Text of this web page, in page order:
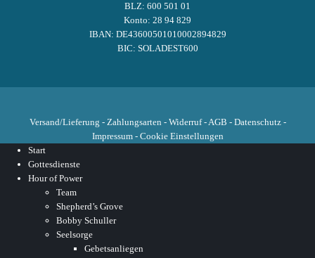
BLZ: 600 501 01
Konto: 28 94 829
IBAN: DE43600501010002894829
BIC: SOLADEST600
Versand/Lieferung - Zahlungsarten - Widerruf-AGB - Datenschutz-
Impressum- Cookie Einstellungen
Start
Gottesdienste
Hour of Power
Team
Shepherd’s Grove
Bobby Schuller
Seelsorge
Gebetsanliegen